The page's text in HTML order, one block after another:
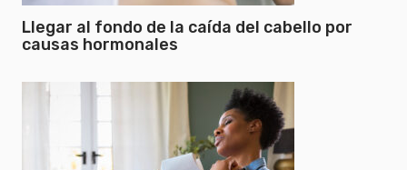
Llegar al fondo de la caída del cabello por
causas hormonales